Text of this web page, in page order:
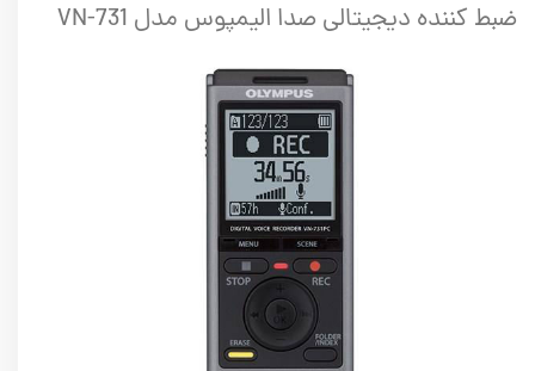
ضبط کننده دیجیتالی صدا الیمپوس مدل VN-731